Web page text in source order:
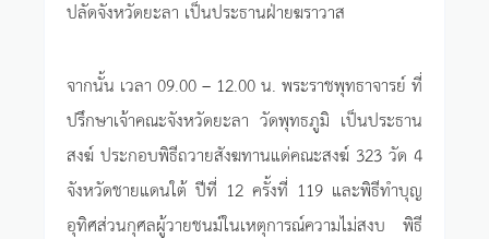
ปลัดจังหวัดยะลา เป็นประธานฝ่ายฆราวาส
จากนั้น เวลา 09.00 – 12.00 น. พระราชพุทธาจารย์ ที่
ปรึกษาเจ้าคณะจังหวัดยะลา วัดพุทธภูมิ เป็นประธาน
สงฆ์ ประกอบพิธีถวายสังฆทานแด่คณะสงฆ์ 323 วัด 4
จังหวัดชายแดนใต้ ปีที่ 12 ครั้งที่ 119 และพิธีทำบุญ
อุทิศส่วนกุศลผู้วายชนม์ในเหตุการณ์ความไม่สงบ พิธี